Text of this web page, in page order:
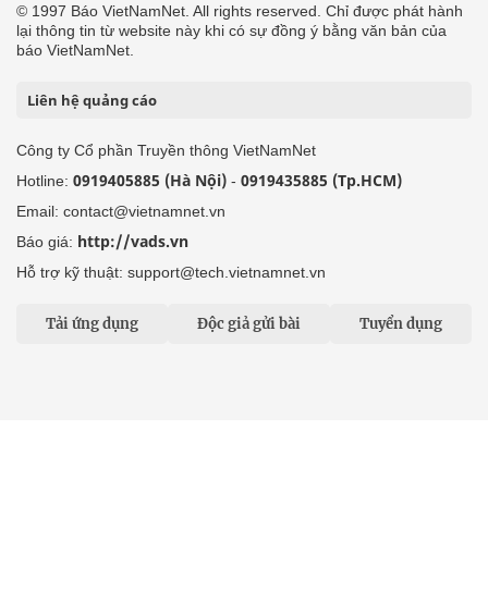
© 1997 Báo VietNamNet. All rights reserved. Chỉ được phát hành
lại thông tin từ website này khi có sự đồng ý bằng văn bản của
báo VietNamNet.
Liên hệ quảng cáo
Công ty Cổ phần Truyền thông VietNamNet
Hotline: 0919405885 (Hà Nội) - 0919435885 (Tp.HCM)
Email: contact@vietnamnet.vn
Báo giá: http://vads.vn
Hỗ trợ kỹ thuật: support@tech.vietnamnet.vn
Tải ứng dụng Độc giả gửi bài Tuyển dụng